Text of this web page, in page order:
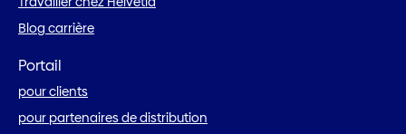
Blog carrière
Portail
pour clients
pour partenaires de distribution